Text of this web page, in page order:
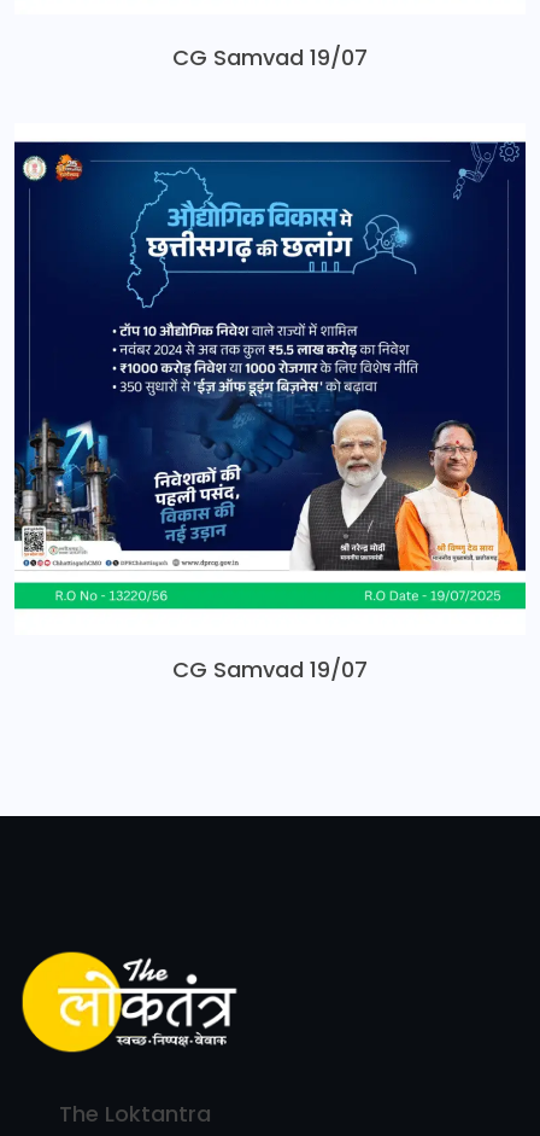
CG Samvad 19/07
CG Samvad 19/07
The Loktantra